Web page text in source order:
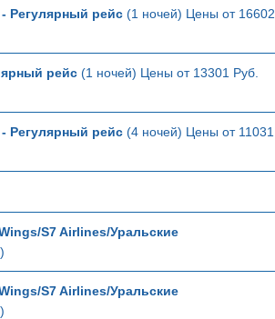
Регулярный рейс (1 ночей) Цены от 16602
рейс (1 ночей) Цены от 13301 Руб.
Регулярный рейс (4 ночей) Цены от 11031
S7 Airlines/Уральские
S7 Airlines/Уральские